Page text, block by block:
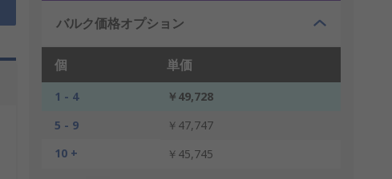
バルク価格オプション
個 単価
1 - 4
￥49,728
5 - 9
￥47,747
10 +
￥45,745